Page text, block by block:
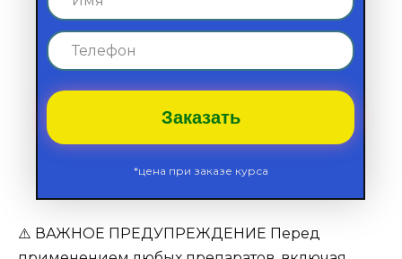
Заказать
*цена при заказе курса
⚠️ ВАЖНОЕ ПРЕДУПРЕЖДЕНИЕ Перед